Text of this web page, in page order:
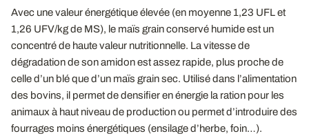
Avec une valeur énergétique élevée (en moyenne 1,23 UFL et
1,26 UFV/kg de MS), le maïs grain conservé humide est un
concentré de haute valeur nutritionnelle. La vitesse de
dégradation de son amidon est assez rapide, plus proche de
celle d’un blé que d’un maïs grain sec. Utilisé dans l’alimentation
des bovins, il permet de densifier en énergie la ration pour les
animaux à haut niveau de production ou permet d’introduire des
fourrages moins énergétiques (ensilage d’herbe, foin…).